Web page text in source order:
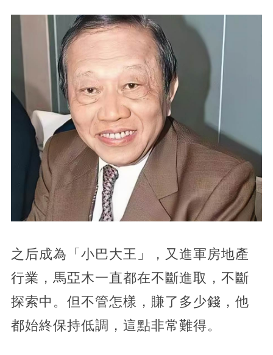
之后成為「小巴大王」，又進軍房地產
行業，馬亞木一直都在不斷進取，不斷
探索中。但不管怎樣，賺了多少錢，他
都始終保持低調，這點非常難得。